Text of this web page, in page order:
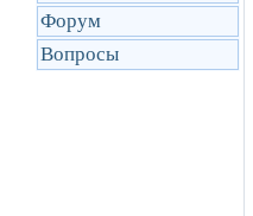
Форум
Вопросы